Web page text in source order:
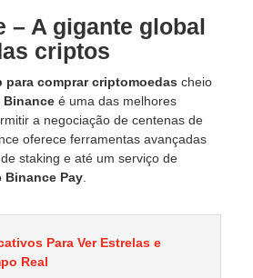
– A gigante global
criptos
para comprar criptomoedas cheio
Binance é uma das melhores
a negociação de centenas de
oferece ferramentas avançadas
staking e até um serviço de
Binance Pay
Para Ver Estrelas e
Real